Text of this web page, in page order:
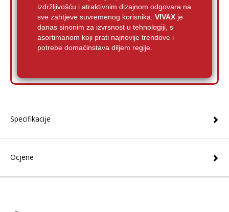
izdržljivošću i atraktivnim dizajnom odgovara na
sve zahtjeve suvremenog korisnika. VIVAX je
danas sinonim za izvrsnost u tehnologiji, s
asortimanom koji prati najnovije trendove i
potrebe domaćinstava diljem regije.
Specifikacije
Ocjene